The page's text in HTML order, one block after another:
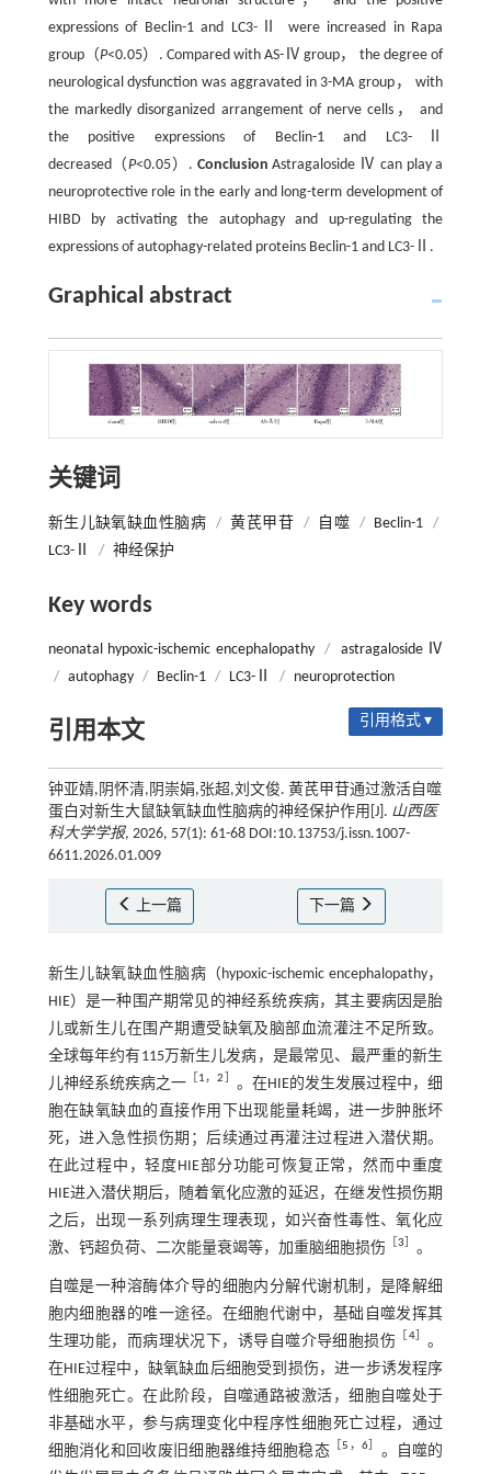
expressions of Beclin-1 and LC3-Ⅱ were increased in Rapa
group（P<0.05）. Compared with AS-Ⅳ group， the degree of
neurological dysfunction was aggravated in 3-MA group， with
the markedly disorganized arrangement of nerve cells， and
the positive expressions of Beclin-1 and LC3-Ⅱ
decreased（P<0.05）. Conclusion Astragaloside Ⅳ can play a
neuroprotective role in the early and long-term development of
HIBD by activating the autophagy and up-regulating the
expressions of autophagy-related proteins Beclin-1 and LC3-Ⅱ.
Graphical abstract
关键词
新生儿缺氧缺血性脑病 / 黄芪甲苷 / 自噬 / Beclin-1 /
LC3-Ⅱ
/ 神经保护
Key words
neonatal hypoxic-ischemic encephalopathy /
astragaloside Ⅳ
/ autophagy / Beclin-1 / LC3-Ⅱ / neuroprotection
引用本文 引用格式 ▾
钟亚婧,阴怀清,阴崇娟,张超,刘文俊. 黄芪甲苷通过激活自噬
蛋白对新生大鼠缺氧缺血性脑病的神经保护作用[J]. 山西医
科大学学报, 2026, 57(1): 61-68 DOI:10.13753/j.issn.1007-
6611.2026.01.009
上一篇 下一篇
新生儿缺氧缺血性脑病（hypoxic-ischemic encephalopathy，
HIE）是一种围产期常见的神经系统疾病，其主要病因是胎
儿或新生儿在围产期遭受缺氧及脑部血流灌注不足所致。
全球每年约有115万新生儿发病，是最常见、最严重的新生
儿神经系统疾病之一 ［1，2］ 。在HIE的发生发展过程中，细
胞在缺氧缺血的直接作用下出现能量耗竭，进一步肿胀坏
死，进入急性损伤期；后续通过再灌注过程进入潜伏期。
在此过程中，轻度HIE部分功能可恢复正常，然而中重度
HIE进入潜伏期后，随着氧化应激的延迟，在继发性损伤期
之后，出现一系列病理生理表现，如兴奋性毒性、氧化应
激、钙超负荷、二次能量衰竭等，加重脑细胞损伤 ［3］ 。
自噬是一种溶酶体介导的细胞内分解代谢机制，是降解细
胞内细胞器的唯一途径。在细胞代谢中，基础自噬发挥其
生理功能，而病理状况下，诱导自噬介导细胞损伤
［4］ 。
在HIE过程中，缺氧缺血后细胞受到损伤，进一步诱发程序
性细胞死亡。在此阶段，自噬通路被激活，细胞自噬处于
非基础水平，参与病理变化中程序性细胞死亡过程，通过
细胞消化和回收废旧细胞器维持细胞稳态 ［5 ， 6］ 。自噬的